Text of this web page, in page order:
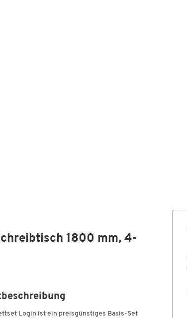
1800 mm, 4-
Login ist ein preisgünstiges Basis-Set